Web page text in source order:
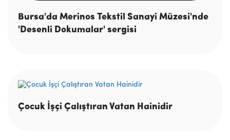
Bursa'da Merinos Tekstil Sanayi Müzesi'nde
'Desenli Dokumalar' sergisi
Çocuk İşçi Çalıştıran Vatan Hainidir